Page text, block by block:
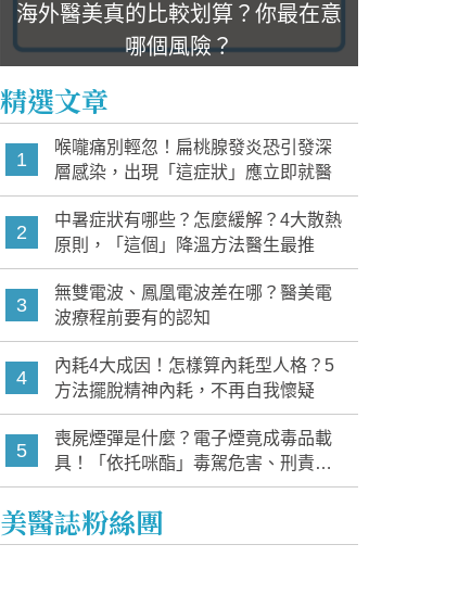
海外醫美真的比較划算？你最在意
哪個風險？
精選文章
1
喉嚨痛別輕忽！扁桃腺發炎恐引發深
層感染，出現「這症狀」應立即就醫
2
中暑症狀有哪些？怎麼緩解？4大散熱
原則，「這個」降溫方法醫生最推
3
無雙電波、鳳凰電波差在哪？醫美電
波療程前要有的認知
4
內耗4大成因！怎樣算內耗型人格？5
方法擺脫精神內耗，不再自我懷疑
5
喪屍煙彈是什麼？電子煙竟成毒品載
具！「依托咪酯」毒駕危害、刑責與
家長必知警訊
美醫誌粉絲團